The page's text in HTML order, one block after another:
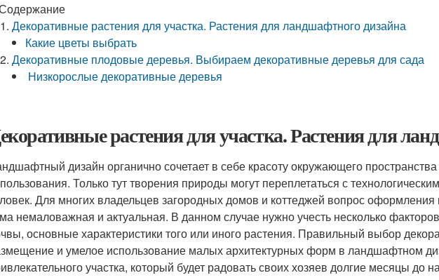
Декоративные растения для участка. Растения для ландшафтного дизайна
Какие цветы выбрать
Декоративные плодовые деревья. Выбираем декоративные деревья для сада
Низкорослые декоративные деревья
растения для участка. Растения для
дизайн органично сочетает в себе красоту окружающего пространства
Только тут творения природы могут переплетаться с
Для многих владельцев загородных домов и коттеджей вопрос
немаловажная и актуальная. В данном случае нужно учесть несколько
основные характеристики того или иного растения. Правильный выбор
и умелое использование малых архитектурных форм в ландшафтном
участка, который будет радовать своих хозяев долгие месяцы до